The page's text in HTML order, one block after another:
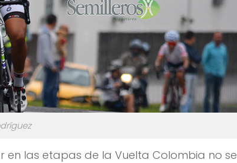
las etapas de la Vuelta Colombia no se